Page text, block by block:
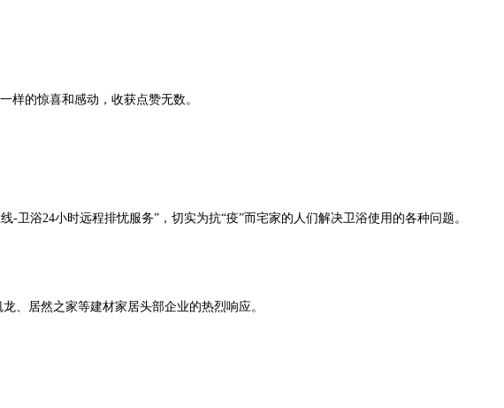
样的惊喜和感动，收获点赞无数。
卫浴24小时远程排忧服务”，切实为抗“疫”而宅家的人们解决卫浴使用的各种问题。
、居然之家等建材家居头部企业的热烈响应。